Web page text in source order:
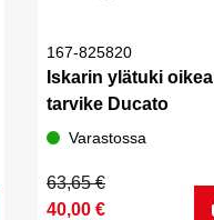
167-825820
Iskarin ylätuki oikea
tarvike Ducato
Varastossa
63,65€
Alkuperäinen
hinta
40,00 €
Nykyinen
hinta